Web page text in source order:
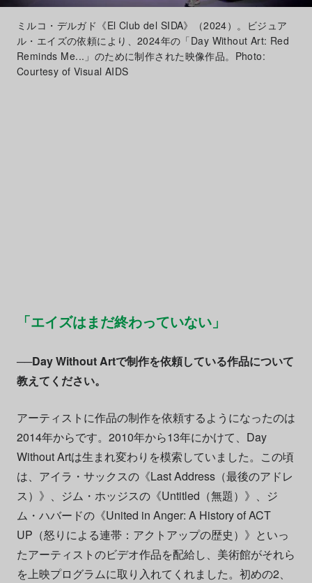
ミルコ・デルガド《El Club del SIDA》（2024）。ビジュア
ル・エイズの依頼により、2024年の「Day Without Art: Red
Reminds Me...」のために制作された映像作品。Photo:
Courtesy of Visual AIDS
「エイズはまだ終わっていない」
──Day Without Artで制作を依頼している作品について
教えてください。
アーティストに作品の制作を依頼するようになったのは
2014年からです。2010年から13年にかけて、Day
Without Artは生まれ変わりを模索していました。この頃
は、アイラ・サックスの《Last Address（最後のアドレ
ス）》、ジム・ホッジスの《Untitled（無題）》、ジ
ム・ハバードの《United in Anger: A History of ACT
UP（怒りによる連帯：アクトアップの歴史）》といっ
たアーティストのビデオ作品を配給し、美術館がそれら
を上映プログラムに取り入れてくれました。初めの2、